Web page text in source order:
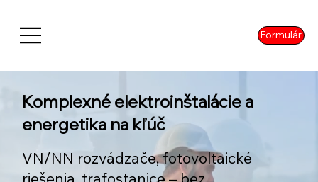
Formulár
Komplexné elektroinštalácie a
energetika na kľúč
VN/NN rozvádzače, fotovoltaické
riešenia, trafostanice – bez